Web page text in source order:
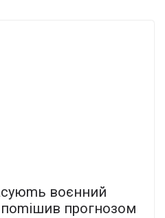
воєнний
пpoгнозом